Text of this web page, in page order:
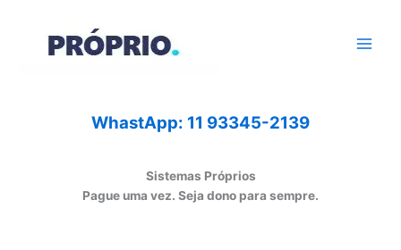
WhastApp: 11 93345-2139
Sistemas Próprios
Pague uma vez. Seja dono para sempre.